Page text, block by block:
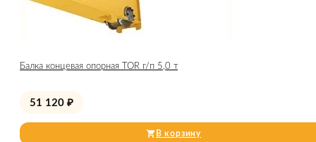
Балка концевая опорная TOR г/п 5,0 т
51 120 ₽
В корзину